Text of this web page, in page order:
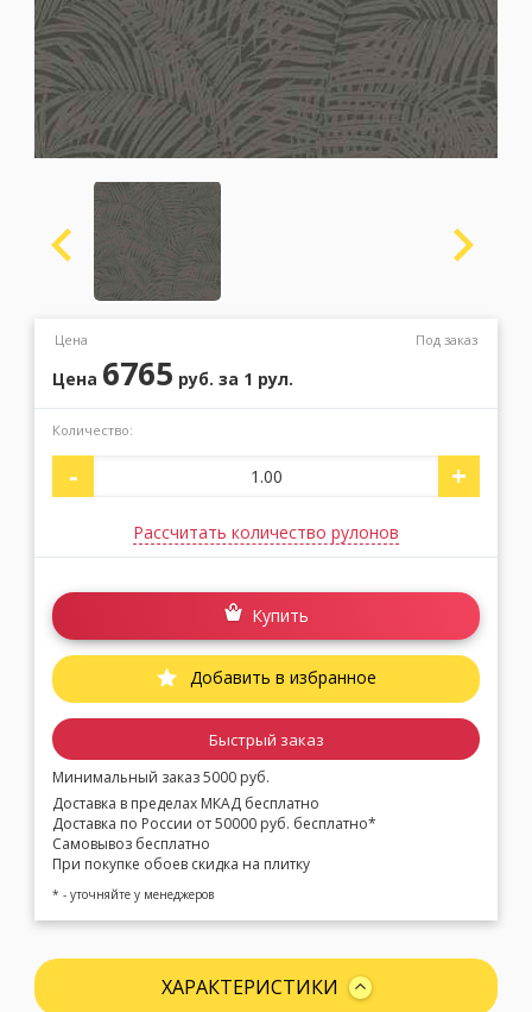
Москва (сменить город)
Заказать обратный звонок
Цена Под заказ
Цена 6765 руб. за 1 рул.
Количество:
- +
Рассчитать количество рулонов
Купить
Добавить в избранное
Быстрый заказ
Минимальный заказ 5000 руб.
Доставка в пределах МКАД бесплатно
Доставка по России от 50000 руб. бесплатно*
Самовывоз бесплатно
При покупке обоев скидка на плитку
* - уточняйте у менеджеров
ХАРАКТЕРИСТИКИ